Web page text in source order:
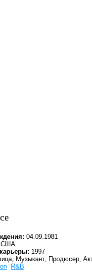
04.09.1981
США
1997
Музыкант, Продюсер,
R&B